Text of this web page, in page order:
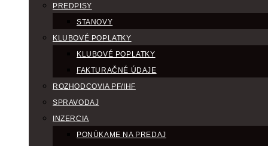
PREDPISY
STANOVY
KLUBOVÉ POPLATKY
KLUBOVÉ POPLATKY
FAKTURAČNÉ ÚDAJE
ROZHODCOVIA PF/IHF
SPRAVODAJ
INZERCIA
PONÚKAME NA PREDAJ